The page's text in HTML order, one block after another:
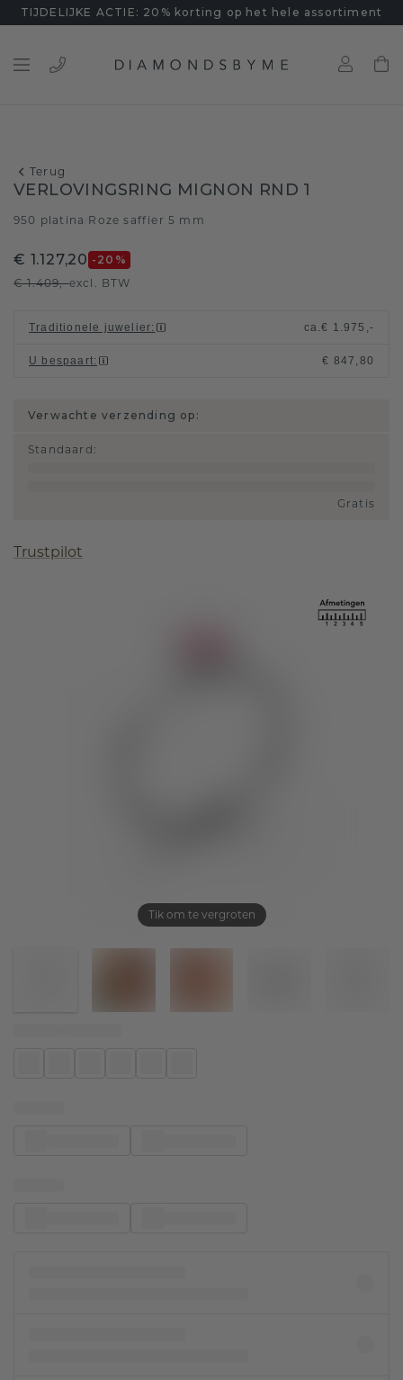
TIJDELIJKE ACTIE: 20% korting op het hele assortiment
Terug
Tik om te vergroten
VERLOVINGSRING MIGNON RND 1
950 platina Roze saffier 5 mm
€ 1.127,20 -20 %
€ 1.409,-excl. BTW
Traditionele juwelier: ca.€ 1.975,-
U bespaart: € 847,80
Verwachte verzending op:
Standaard :
Gratis
Trustpilot